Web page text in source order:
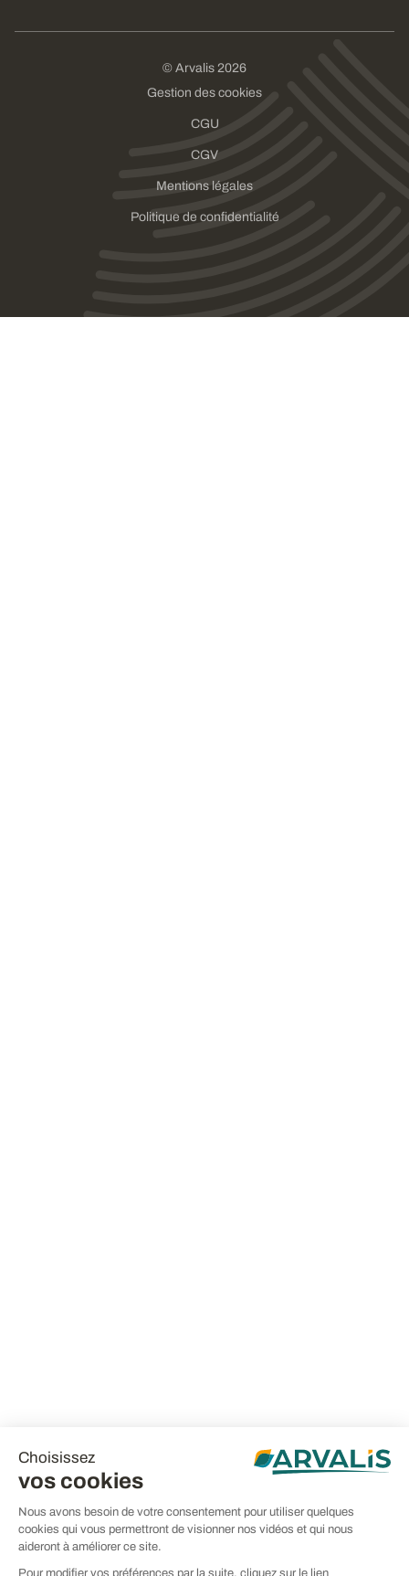
Choisissez
vos cookies
Nous avons besoin de votre consentement pour utiliser quelques
cookies qui vous permettront de visionner nos vidéos et qui nous
aideront à améliorer ce site.
Pour modifier vos préférences par la suite, cliquez sur le lien
© Arvalis 2026
Gestion des cookies
CGU
CGV
Mentions légales
Politique de confidentialité